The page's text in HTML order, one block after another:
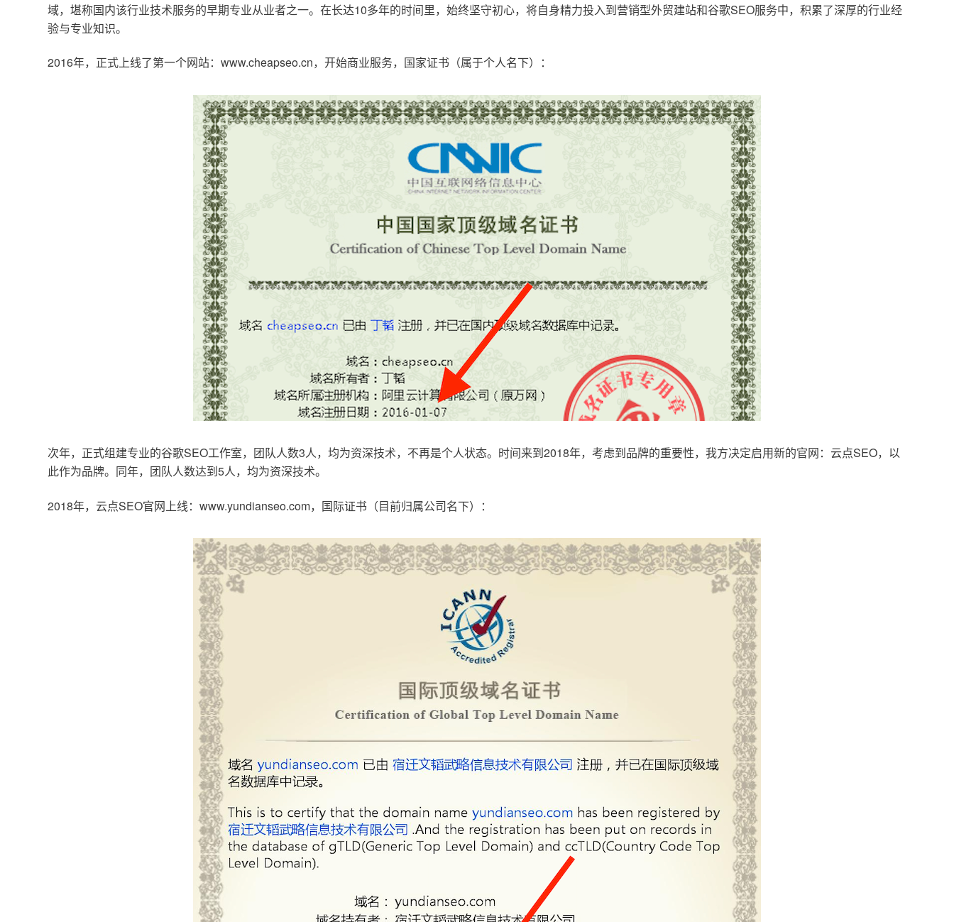
域，堪称国内该行业技术服务的早期专业从业者之一。在长达10多年的时间里，始终坚守初心，将自身精力投入到营销型外贸建站和谷歌SEO服务中，积累了深厚的行业经
验与专业知识。
2016年，正式上线了第一个网站：www.cheapseo.cn，开始商业服务，国家证书（属于个人名下）：
次年，正式组建专业的谷歌SEO工作室，团队人数3人，均为资深技术，不再是个人状态。时间来到2018年，考虑到品牌的重要性，我方决定启用新的官网：云点SEO，以
此作为品牌。同年，团队人数达到5人，均为资深技术。
2018年，云点SEO官网上线：www.yundianseo.com，国际证书（目前归属公司名下）：